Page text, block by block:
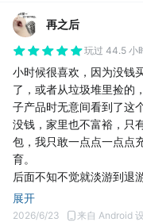
再之后
玩过 44.5 小
小时候很喜欢，因为没钱
了，或者从垃圾堆里捡的
子产品时无意间看到了这
没钱，家里也不富裕，只
包，我只敢一点点一点点
育。
后面不知不觉就淡游到退
的进度了，我也会关注奇
的服装，但是我一下载登
展开
2026/6/23 来自 Android